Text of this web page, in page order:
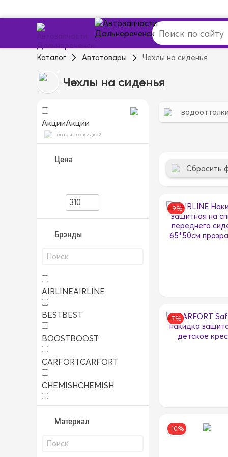
Каталог Автотовары Чехлы на сиденья
Чехлы на сиденья
АкцииАкции
Товары со скидкой
Цена
Брэнды
AIRLINEAIRLINE
BESTBEST
BOOSTBOOST
CARFORTCARFORT
CHEMISHCHEMISH
TRSTRS
Материал
Сбросить
-9%
-7%
-10%